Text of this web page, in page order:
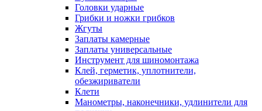
Головки ударные
Грибки и ножки грибков
Жгуты
Заплаты камерные
Заплаты универсальные
Инструмент для шиномонтажа
Клей, герметик, уплотнители,
обезжириватели
Клети
Манометры, наконечники, удлинители для